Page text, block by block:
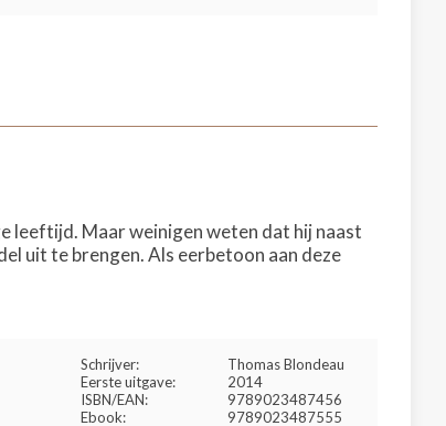
leeftijd. Maar weinigen weten dat hij naast
uit te brengen. Als eerbetoon aan deze
Schrijver:
Thomas Blondeau
Eerste uitgave:
2014
ISBN/EAN:
9789023487456
Ebook:
9789023487555